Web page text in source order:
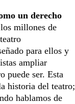
un derecho
millones de
para ellos y
ampliar
puede ser. Esta
historia del teatro;
hablamos de